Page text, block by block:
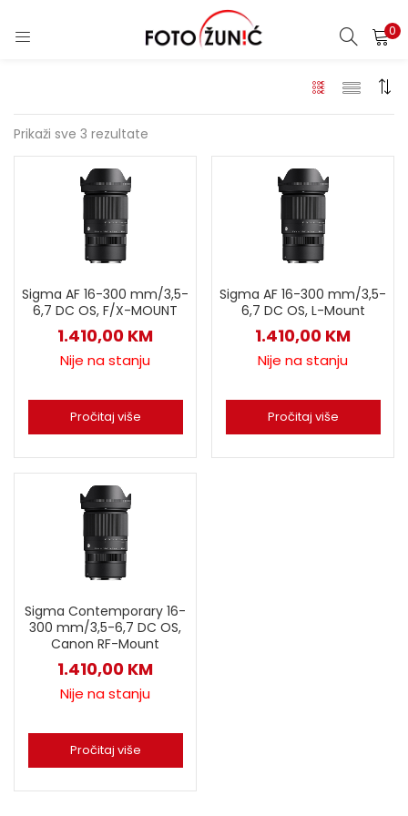
0
Prikaži sve 3 rezultate
Sigma AF 16-300 mm/3,5-
6,7 DC OS, F/X-MOUNT
1.410,00 KM
Nije na stanju
Pročitaj više
Sigma AF 16-300 mm/3,5-
6,7 DC OS, L-Mount
1.410,00 KM
Nije na stanju
Pročitaj više
Sigma Contemporary 16-
300 mm/3,5-6,7 DC OS,
Canon RF-Mount
1.410,00 KM
Nije na stanju
Pročitaj više